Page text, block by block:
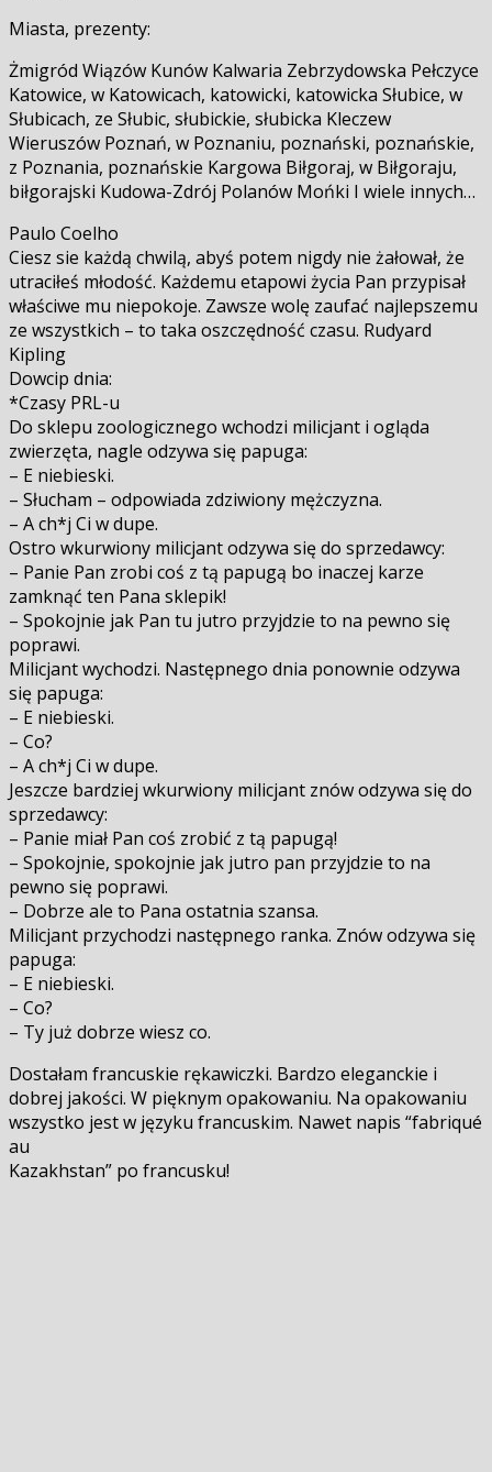
Miasta, prezenty:
Żmigród Wiązów Kunów Kalwaria Zebrzydowska Pełczyce
Katowice, w Katowicach, katowicki, katowicka Słubice, w
Słubicach, ze Słubic, słubickie, słubicka Kleczew
Wieruszów Poznań, w Poznaniu, poznański, poznańskie,
z Poznania, poznańskie Kargowa Biłgoraj, w Biłgoraju,
biłgorajski Kudowa-Zdrój Polanów Mońki I wiele innych…
Paulo Coelho
Ciesz sie każdą chwilą, abyś potem nigdy nie żałował, że
utraciłeś młodość. Każdemu etapowi życia Pan przypisał
właściwe mu niepokoje. Zawsze wolę zaufać najlepszemu
ze wszystkich – to taka oszczędność czasu. Rudyard
Kipling
Dowcip dnia:
*Czasy PRL-u
Do sklepu zoologicznego wchodzi milicjant i ogląda
zwierzęta, nagle odzywa się papuga:
– E niebieski.
– Słucham – odpowiada zdziwiony mężczyzna.
– A ch*j Ci w dupe.
Ostro wkurwiony milicjant odzywa się do sprzedawcy:
– Panie Pan zrobi coś z tą papugą bo inaczej karze
zamknąć ten Pana sklepik!
– Spokojnie jak Pan tu jutro przyjdzie to na pewno się
poprawi.
Milicjant wychodzi. Następnego dnia ponownie odzywa
się papuga:
– E niebieski.
– Co?
– A ch*j Ci w dupe.
Jeszcze bardziej wkurwiony milicjant znów odzywa się do
sprzedawcy:
– Panie miał Pan coś zrobić z tą papugą!
– Spokojnie, spokojnie jak jutro pan przyjdzie to na
pewno się poprawi.
– Dobrze ale to Pana ostatnia szansa.
Milicjant przychodzi następnego ranka. Znów odzywa się
papuga:
– E niebieski.
– Co?
– Ty już dobrze wiesz co.
Dostałam francuskie rękawiczki. Bardzo eleganckie i
dobrej jakości. W pięknym opakowaniu. Na opakowaniu
wszystko jest w języku francuskim. Nawet napis “fabriqué
au
Kazakhstan” po francusku!